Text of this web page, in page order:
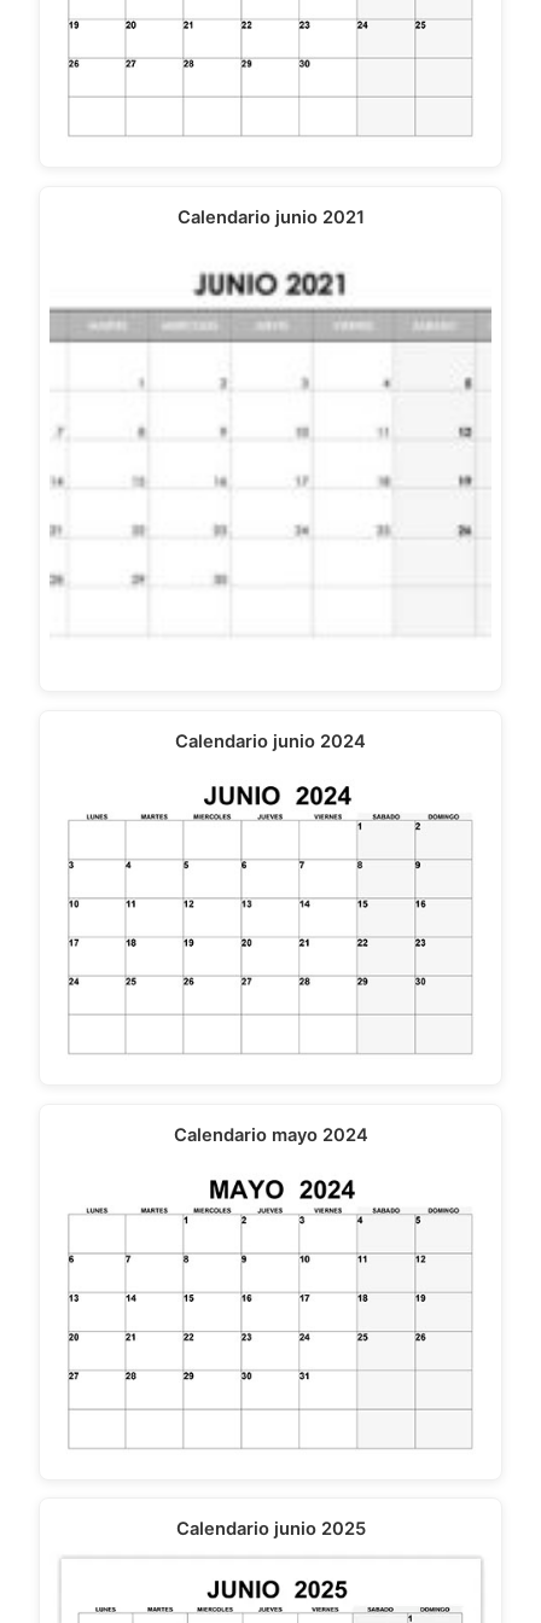
Calendario junio 2021
Calendario junio 2024
Calendario mayo 2024
Calendario junio 2025